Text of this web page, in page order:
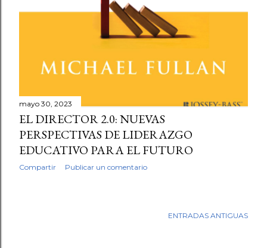
mayo 30, 2023
EL DIRECTOR 2.0: NUEVAS
PERSPECTIVAS DE LIDERAZGO
EDUCATIVO PARA EL FUTURO
Compartir Publicar un comentario
ENTRADAS ANTIGUAS